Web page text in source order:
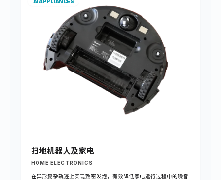
扫地机器人及家电
HOME ELECTRONICS
在异形复杂轨迹上实现致密发泡，有效降低家电运行过程中的噪音